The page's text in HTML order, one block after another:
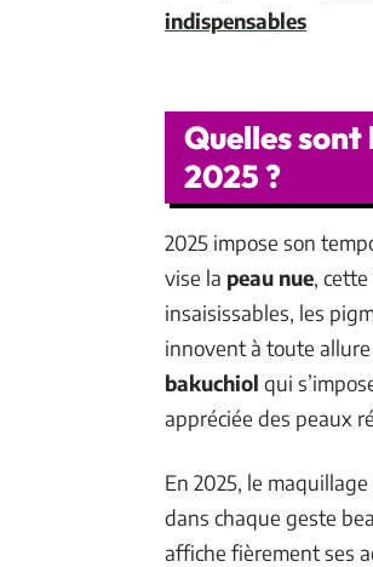
indispensables
Quelles sont
2025 ?
2025 impose son
vise la peau nue,
insaisissables, les
innovent à toute
bakuchiol qui
appréciée des peaux
En 2025, le
dans chaque geste
affiche fièrement ses